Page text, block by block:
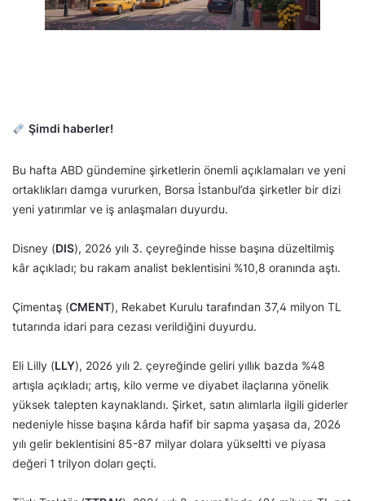
Şimdi haberler!
Bu hafta ABD gündemine şirketlerin önemli açıklamaları ve yeni
ortaklıkları damga vururken, Borsa İstanbul’da şirketler bir dizi
yeni yatırımlar ve iş anlaşmaları duyurdu.
Disney (DIS), 2026 yılı 3. çeyreğinde hisse başına düzeltilmiş
kâr açıkladı; bu rakam analist beklentisini %10,8 oranında aştı.
Çimentaş (CMENT), Rekabet Kurulu tarafından 37,4 milyon TL
tutarında idari para cezası verildiğini duyurdu.
Eli Lilly (LLY), 2026 yılı 2. çeyreğinde geliri yıllık bazda %48
artışla açıkladı; artış, kilo verme ve diyabet ilaçlarına yönelik
yüksek talepten kaynaklandı. Şirket, satın alımlarla ilgili giderler
nedeniyle hisse başına kârda hafif bir sapma yaşasa da, 2026
yılı gelir beklentisini 85-87 milyar dolara yükseltti ve piyasa
değeri 1 trilyon doları geçti.